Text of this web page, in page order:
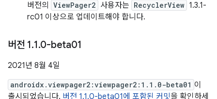
버전의
ViewPager2 사용자는 RecyclerView 1.3.1-
rc01 이상으로 업데이트해야 합니다.
버전 1.1.0-beta01
2021년 8월 4일
androidx.viewpager2:viewpager2:1.1.0-beta01 이
출시되었습니다. 버전 1.1.0-beta01에 포함된 커밋을 확인하세